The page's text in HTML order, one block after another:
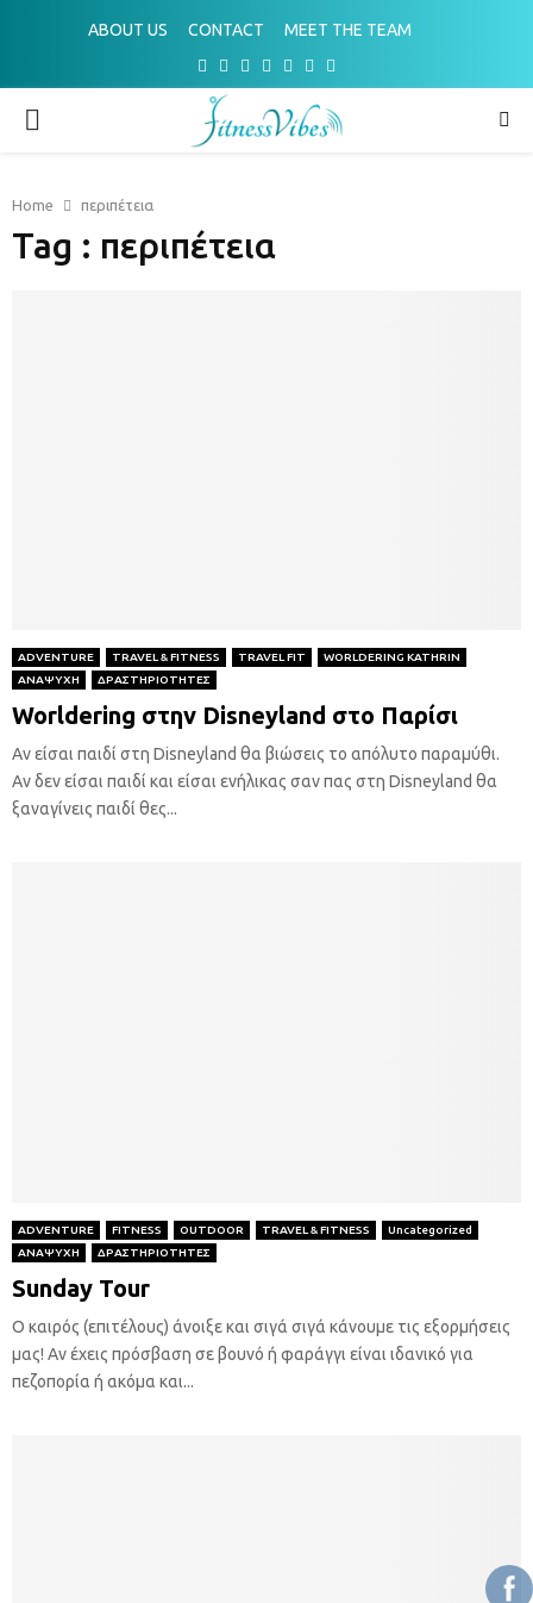
ABOUT US CONTACT
MEET THE TEAM
Facebook
TwitterInstagram
Pinterest
Youtube
Email
PRIMARY
Home περιπέτεια
Tag : περιπέτεια
ADVENTURE TRAVEL & FITNESS TRAVEL FIT
WORLDERING KATHRIN
ΑΝΑΨΥΧΗ
ΔΡΑΣΤΗΡΙΟΤΗΤΕΣ
Worldering στην Disneyland στο Παρίσι
Αν είσαι παιδί στη Disneyland θα βιώσεις το απόλυτο παραμύθι.
Αν δεν είσαι παιδί και είσαι ενήλικας σαν πας στη Disneyland θα
ξαναγίνεις παιδί θες...
ADVENTURE FITNESS OUTDOOR TRAVEL & FITNESS
Uncategorized
ΑΝΑΨΥΧΗ
ΔΡΑΣΤΗΡΙΟΤΗΤΕΣ
Sunday Tour
Ο καιρός (επιτέλους) άνοιξε και σιγά σιγά κάνουμε τις εξορμήσεις
μας! Αν έχεις πρόσβαση σε βουνό ή φαράγγι είναι ιδανικό για
πεζοπορία ή ακόμα και...